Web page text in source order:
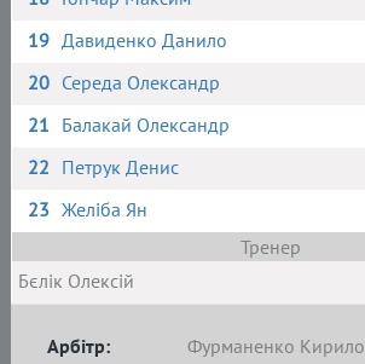
19 Давиденко Данило
20 Середа Олександр
21 Балакай Олександр
22 Петрук Денис
23 Желіба Ян
Тренер
Бєлік Олексій
Арбітр:
Фурманенко Кирило